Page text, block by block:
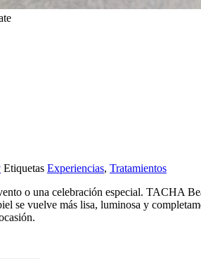
Etiquetas Experiencias, Tratamientos
o una celebración especial. TACHA
se vuelve más lisa, luminosa y